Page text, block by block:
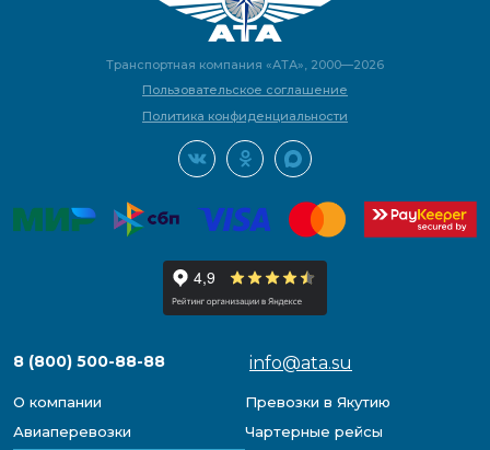
Транспортная компания «АТА», 2000—2026
Пользовательское соглашение
Политика конфиденциальности
8 (800) 500-88-88 info@ata.su
О компании
Превозки в Якутию
Авиаперевозки
Чартерные рейсы